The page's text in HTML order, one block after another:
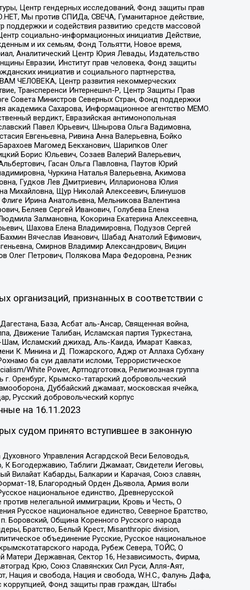
Центр гендерных исследований, Фонд защиты прав
Мы против СПИДа, СВЕЧА, Гуманитарное действие,
поддержки и содействия развитию средств массовой
социально-информационных инициатив Действие,
и их семьям, Фонд Тольятти, Новое время,
Аналитический Центр Юрия Левады, Издательство
Евразии, Институт прав человека, Фонд защиты
инициатив и социального партнерства,
ЧЕЛОВЕКА, Центр развития некоммерческих
Трансперенси Интернешнл-Р, Центр Защиты Прав
Совета Министров Северных Стран, Фонд поддержки
академика Сахарова, Информационное агентство МЕМО.
вердикт, Евразийская антимонопольная
Павел Юрьевич, Шнырова Ольга Вадимовна,
Евгеньевна, Ривина Анна Валерьевна, Бойко
Магомед Бекханович, Шарипков Олег
Борис Юльевич, Созаев Валерий Валерьевич,
Гасан Ольга Павловна, Паутов Юрий
Чуркина Наталья Валерьевна, Акимова
Гудков Лев Дмитриевич, Илларионова Юлия
Михайловна, Щур Николай Алексеевич, Блинушов
Ирина Анатольевна, Мельникова Валентина
Беляев Сергей Иванович, Голубева Елена
Залмановна, Кокорина Екатерина Алексеевна,
Шахова Елена Владимировна, Подузов Сергей
Вячеслав Иванович, Шабад Анатолий Ефимович,
Смирнов Владимир Александрович, Вицин
Олег Петрович, Полякова Мара Федоровна, Резник
признанных в соответствии с
База, Асбат аль-Ансар, Священная война,
Движение Талибан, Исламская партия Туркестана,
Исламский джихад, Аль-Каида, Имарат Кавказ,
К. Минина и Д. Пожарского, Аджр от Аллаха Субхану
ба суи давлати исломи, Террористическое
White Power, Артподготовка, Религиозная группа
г. Оренбург, Крымско-татарский добровольческий
Дуббайский джамаат, московская ячейка,
Русский добровольческий корпус
на 16.11.2023
судом принято вступившее в законную
Управления Асгардской Веси Беловодья,
Богодержавию, Таблиги Джамаат, Свидетели Иеговы,
Вилайат Кабарды, Балкарии и Карачая, Союз славян,
18, Благородный Орден Дьявола, Армия воли
национальное единство, Древнерусской
нелегальной иммиграции, Кровь и Честь, О
Русское национальное единство, Северное Братство,
Боровский, Община Коренного Русского народа
Братство, Белый Крест, Misanthropic division,
объединение Русские, Русское национальное
народа, Рубеж Севера, ТОЙС, О
Матери Державная, Сектор 16, Независимость, Фирма,
Крю, Союз Славянских Сил Руси, Алля-Аят,
Нация и свобода, Нация и свобода, W.H.С., Фалунь Дафа,
Фонд защиты прав граждан, Штабы